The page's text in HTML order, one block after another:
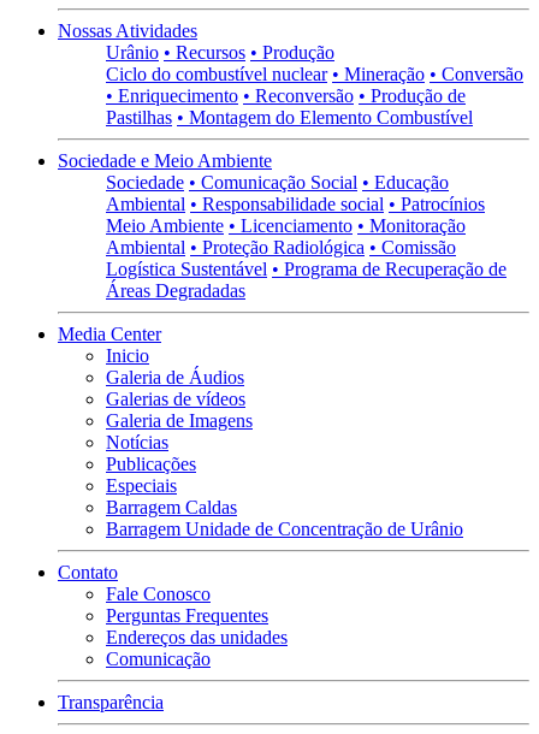
Nossas Atividades
Urânio • Recursos • Produção
Ciclo do combustível nuclear • Mineração • Conversão
• Enriquecimento • Reconversão • Produção de
Pastilhas • Montagem do Elemento Combustível
Sociedade e Meio Ambiente
Sociedade • Comunicação Social • Educação
Ambiental • Responsabilidade social • Patrocínios
Meio Ambiente • Licenciamento • Monitoração
Ambiental • Proteção Radiológica • Comissão
Logística Sustentável • Programa de Recuperação de
Áreas Degradadas
Media Center
Inicio
Galeria de Áudios
Galerias de vídeos
Galeria de Imagens
Notícias
Publicações
Especiais
Barragem Caldas
Barragem Unidade de Concentração de Urânio
Contato
Fale Conosco
Perguntas Frequentes
Endereços das unidades
Comunicação
Transparência